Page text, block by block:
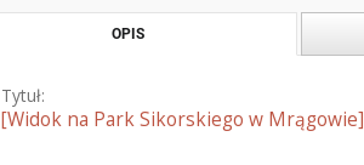
OPIS
Tytuł:
[Widok na Park Sikorskiego w Mrągowie]